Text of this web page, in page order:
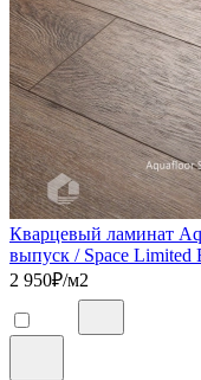
Кварцевый ламинат
выпуск / Space Limited
2 950₽/м2